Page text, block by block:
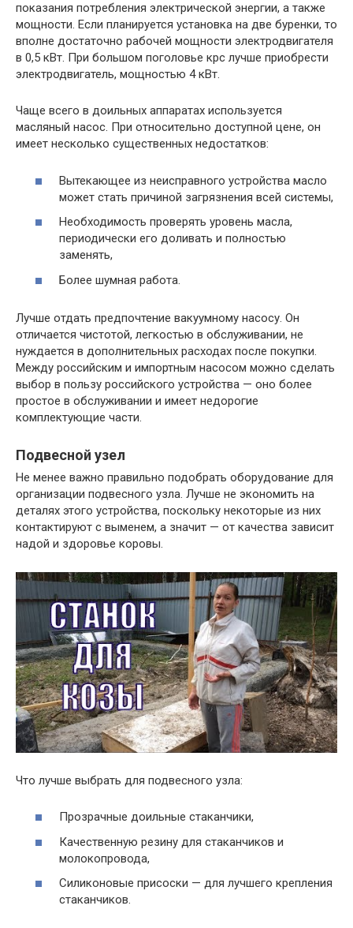
показания потребления электрической энергии, а также
мощности. Если планируется установка на две буренки, то
вполне достаточно рабочей мощности электродвигателя
в 0,5 кВт. При большом поголовье крс лучше приобрести
электродвигатель, мощностью 4 кВт.
Чаще всего в доильных аппаратах используется
масляный насос. При относительно доступной цене, он
имеет несколько существенных недостатков:
Вытекающее из неисправного устройства масло
может стать причиной загрязнения всей системы,
Необходимость проверять уровень масла,
периодически его доливать и полностью
заменять,
Более шумная работа.
Лучше отдать предпочтение вакуумному насосу. Он
отличается чистотой, легкостью в обслуживании, не
нуждается в дополнительных расходах после покупки.
Между российским и импортным насосом можно сделать
выбор в пользу российского устройства — оно более
простое в обслуживании и имеет недорогие
комплектующие части.
Подвесной узел
Не менее важно правильно подобрать оборудование для
организации подвесного узла. Лучше не экономить на
деталях этого устройства, поскольку некоторые из них
контактируют с выменем, а значит — от качества зависит
надой и здоровье коровы.
Что лучше выбрать для подвесного узла:
Прозрачные доильные стаканчики,
Качественную резину для стаканчиков и
молокопровода,
Силиконовые присоски — для лучшего крепления
стаканчиков.